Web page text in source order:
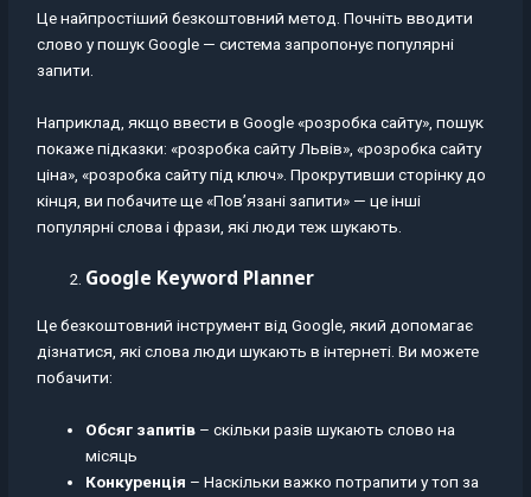
Це найпростіший безкоштовний метод. Почніть вводити
слово у пошук Google — система запропонує популярні
запити.
Наприклад, якщо ввести в Google «розробка сайту», пошук
покаже підказки: «розробка сайту Львів», «розробка сайту
ціна», «розробка сайту під ключ». Прокрутивши сторінку до
кінця, ви побачите ще «Пов’язані запити» — це інші
популярні слова і фрази, які люди теж шукають.
Google Keyword Planner
Це безкоштовний інструмент від Google, який допомагає
дізнатися, які слова люди шукають в інтернеті. Ви можете
побачити:
Обсяг запитів – скільки разів шукають слово на
місяць
Конкуренція – Наскільки важко потрапити у топ за